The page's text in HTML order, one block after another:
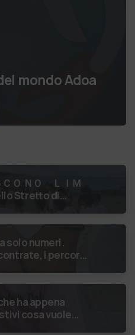
mondo Adoa
ＣＯ ＮＯ ＬＩＭ
solo numeri.
i percorsi
ha appena
cosa vuole